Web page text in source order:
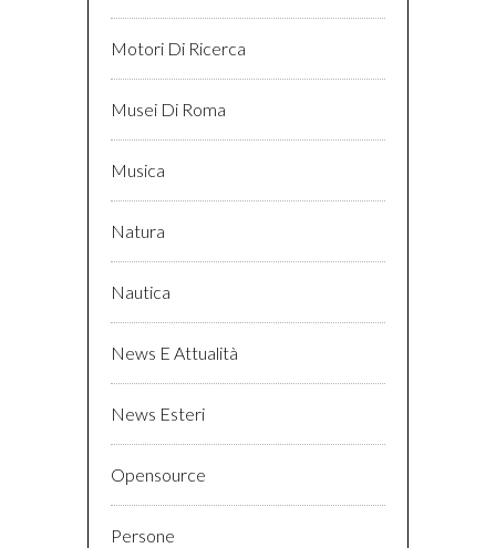
Motori Di Ricerca
Musei Di Roma
Musica
Natura
Nautica
News E Attualità
News Esteri
Opensource
Persone